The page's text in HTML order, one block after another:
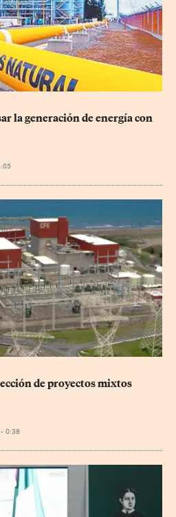
la generación de energía con
de proyectos mixtos
0:38